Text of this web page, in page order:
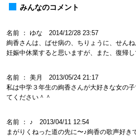
みんなのコメント
名前 ： ゆな 2014/12/28 23:57
絢香さんは、ばせ病の、ちりょうに、せんね
妊娠中休業すると思いますが、また、復帰し
名前 ： 美月 2013/05/24 21:17
私は中学３年生の絢香さんが大好きな女の
てください＾＾
名前 ： ♪ 2013/04/11 12:54
まがりくねった道の先に〜♪絢香の歌声好き